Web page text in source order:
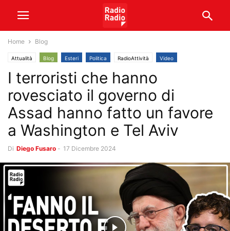
Home Blog
Attualità Blog Esteri Politica RadioAttività Video
I terroristi che hanno
rovesciato il governo di
Assad hanno fatto un favore
a Washington e Tel Aviv
Di Diego Fusaro - 17 Dicembre 2024